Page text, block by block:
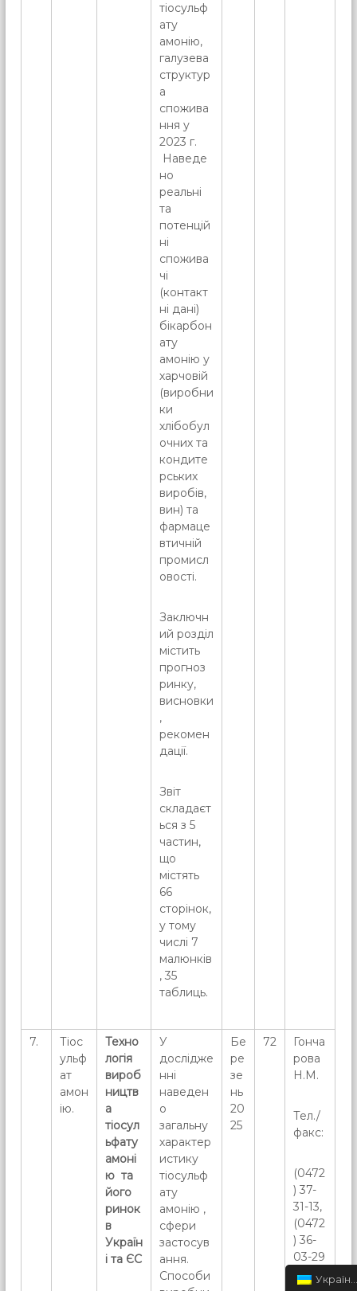
тіосульф
ату
амонію,
галузева
структур
а
спожива
ння у
2023 г.
Наведе
но
реальні
та
потенцій
ні
спожива
чі
(контакт
ні дані)
бікарбон
ату
амонію у
харчовій
(виробни
ки
хлібобул
очних та
кондите
рських
виробів,
вин) та
фармаце
втичній
промисл
овості.
Заключн
ий розділ
містить
прогноз
ринку,
висновки
,
рекомен
дації.
Звіт
складаєт
ься з 5
частин,
що
містять
66
сторінок,
у тому
числі 7
малюнків
, 35
таблиць.
7.
Тіос
ульф
ат
амон
ію.
Техно
логія
вироб
ництв
а
тіосул
ьфату
амоні
ю та
його
ринок
в
Україн
і та ЄС
У
дослідже
нні
наведен
о
загальну
характер
истику
тіосульф
ату
амонію ,
сфери
застосув
ання.
Способи
Бе
ре
зе
нь
20
25
72
Гонча
рова
Н.М.
Тел./
факс:
(0472
) 37-
31-13,
(0472
) 36-
03-29
Українська